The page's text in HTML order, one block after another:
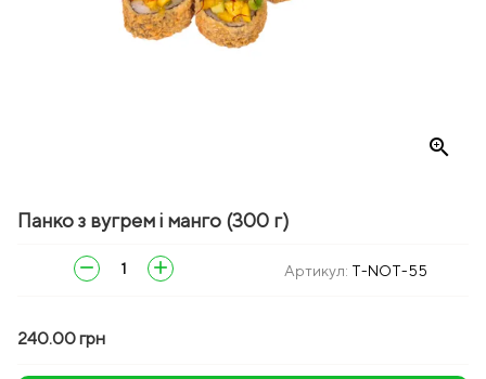
zoom_in
Панко з вугрем і манго (300 г)
remove add Артикул: T-NOT-55
240.00 грн